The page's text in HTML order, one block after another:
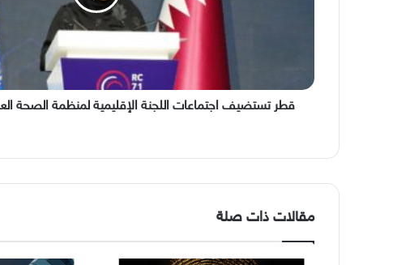
قطر تستضيف اجتماعات اللجنة الإقليمية لمنظمة الصحة
مقالات ذات صلة